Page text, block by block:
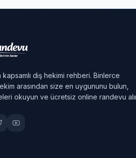
diş hekimi rehberi. Binlerce
arasından size en uygununu bulun,
okuyun ve ücretsiz online randevu